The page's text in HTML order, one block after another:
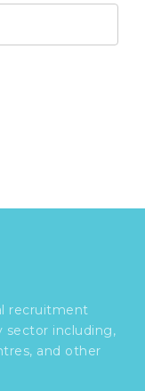
recruitment
sector including,
and other